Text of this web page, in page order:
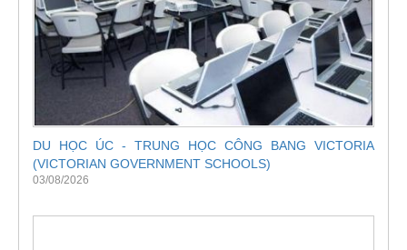
DU HỌC ÚC - TRUNG HỌC CÔNG BANG VICTORIA
(VICTORIAN GOVERNMENT SCHOOLS)
03/08/2026